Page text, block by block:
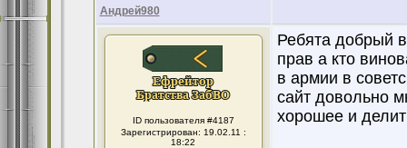
Андрей980
ID пользователя #4187
Зарегистрирован: 19.02.11 :
18:22
Ребята добрый
прав а кто
в армии в
сайт довольно
хорошее и